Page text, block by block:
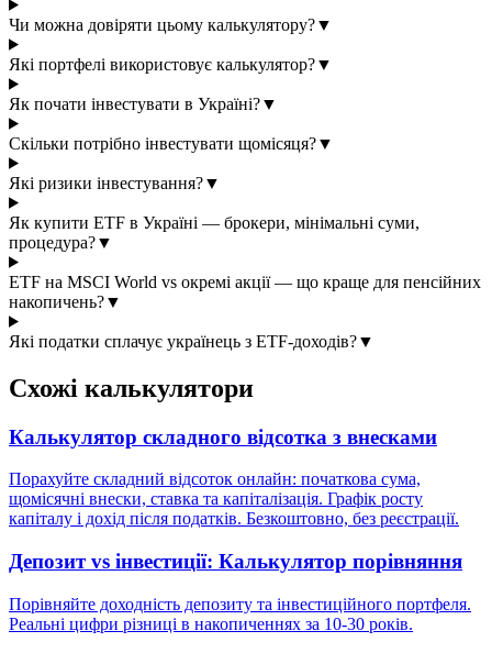
Чи можна довіряти цьому калькулятору?▼
Які портфелі використовує калькулятор?▼
Як почати інвестувати в Україні?▼
Скільки потрібно інвестувати щомісяця?▼
Які ризики інвестування?▼
Як купити ETF в Україні — брокери, мінімальні суми,
процедура?▼
ETF на MSCI World vs окремі акції — що краще для пенсійних
накопичень?▼
Які податки сплачує українець з ETF-доходів?▼
Схожі калькулятори
Калькулятор складного відсотка з внесками
Порахуйте складний відсоток онлайн: початкова сума,
щомісячні внески, ставка та капіталізація. Графік росту
капіталу і дохід після податків. Безкоштовно, без реєстрації.
Депозит vs інвестиції: Калькулятор порівняння
Порівняйте доходність депозиту та інвестиційного портфеля.
Реальні цифри різниці в накопиченнях за 10-30 років.